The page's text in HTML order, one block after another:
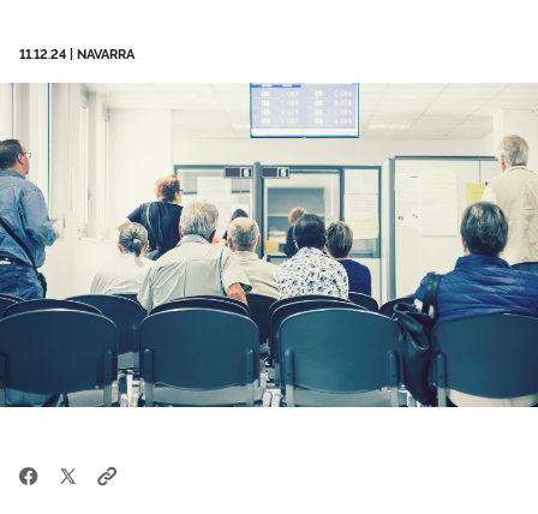
11.12.24 NAVARRA